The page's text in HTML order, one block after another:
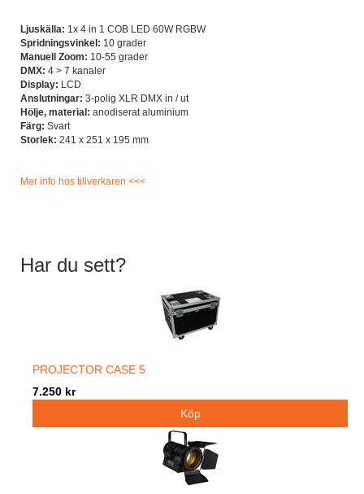
Ljuskälla: 1x 4 in 1 COB LED 60W RGBW
Spridningsvinkel: 10 grader
Manuell Zoom: 10-55 grader
DMX: 4 > 7 kanaler
Display: LCD
Anslutningar: 3-polig XLR DMX in / ut
Hölje, material: anodiserat aluminium
Färg: Svart
Storlek: 241 x 251 x 195 mm
Mer info hos tillverkaren <<<
Har du sett?
PROJECTOR CASE 5
7.250 kr